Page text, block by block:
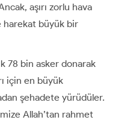
aşırı zorlu hava
harekat büyük bir
78 bin asker donarak
için en büyük
şehadete yürüdüler.
Allah’tan rahmet